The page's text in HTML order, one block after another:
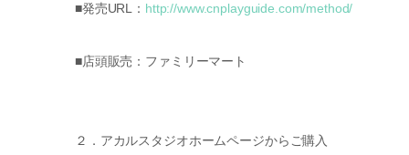
■発売URL： http://www.cnplayguide.com/method/
■店頭販売：ファミリーマート
２．アカルスタジオホームページからご購入